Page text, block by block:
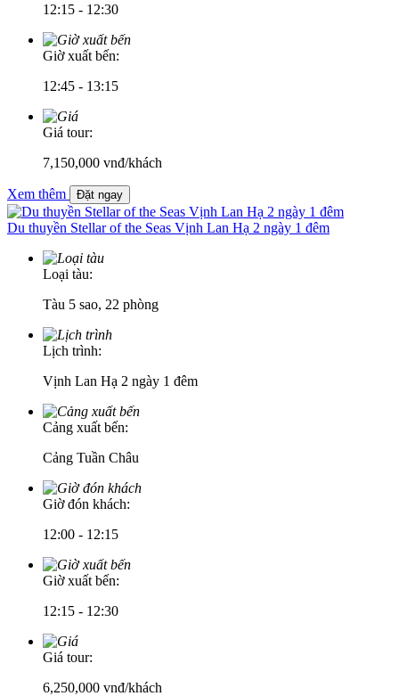
12:15 - 12:30
Giờ xuất bến:
12:45 - 13:15
Giá tour:
7,150,000 vnđ/khách
Xem thêm Đặt ngay
Du thuyền Stellar of the Seas Vịnh Lan Hạ 2 ngày 1 đêm
Loại tàu:
Tàu 5 sao, 22 phòng
Lịch trình:
Vịnh Lan Hạ 2 ngày 1 đêm
Cảng xuất bến:
Cảng Tuần Châu
Giờ đón khách:
12:00 - 12:15
Giờ xuất bến:
12:15 - 12:30
Giá tour:
6,250,000 vnđ/khách